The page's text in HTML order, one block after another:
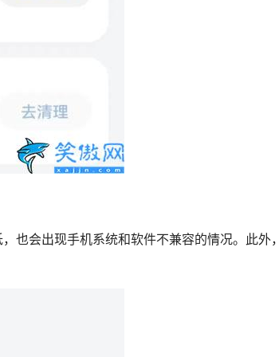
也会出现手机系统和软件不兼容的情况。此外